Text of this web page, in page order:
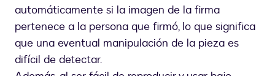
automáticamente si la imagen de la firma
pertenece a la persona que firmó, lo que significa
que una eventual manipulación de la pieza es
difícil de detectar.